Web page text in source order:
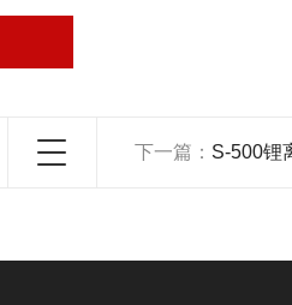
下一篇： S-500锂